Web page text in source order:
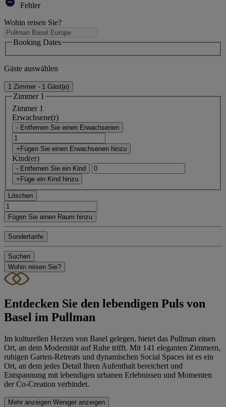
Fehler
Wohin reisen Sie?
Booking Dates
Gäste auswählen
1 Zimmer - 1 Gäst(e)
Zimmer 1
Zimmer 1
Erwachsene(r)
- Entfernen Sie einen Erwachsenen
+Fügen Sie einen Erwachsenen hinzu
Kind(er)
- Entfernen Sie ein Kind
+Füge ein Kind hinzu
Löschen
Fügen Sie einen Raum hinzu
Sondertarife
Suchen
Wohin reisen Sie?
Entdecken Sie den lebendigen Puls von
Basel im Pullman
Im kulturellen Herzen von Basel gelegen, bietet das Pullman einen
Ort, an dem Modernität auf Ruhe trifft. Mit 141 eleganten Zimmern,
ruhigen Garten-Retreats und dynamischen Social Spaces ist es ein
Ort, an dem jedes Detail Ihren Aufenthalt bereichert und
Entspannung mit lebendigen urbanen Erlebnissen und Momenten
der Co-Creation verbindet.
Mehr anzeigen Weniger anzeigen